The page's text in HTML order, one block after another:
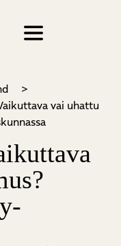
>
vai uhattu